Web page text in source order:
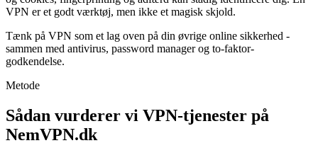
VPN er et godt værktøj, men ikke et magisk skjold.
Tænk på VPN som et lag oven på din øvrige online sikkerhed -
sammen med antivirus, password manager og to-faktor-
godkendelse.
Metode
Sådan vurderer vi VPN-tjenester på
NemVPN.dk